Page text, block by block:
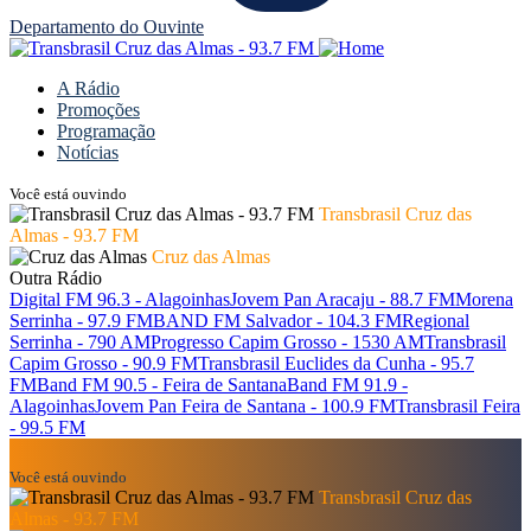
Departamento do Ouvinte
A Rádio
Promoções
Programação
Notícias
Você está ouvindo
Transbrasil Cruz das
Almas - 93.7 FM
Cruz das Almas
Outra Rádio
Digital FM 96.3 - AlagoinhasJovem Pan Aracaju - 88.7 FMMorena
Serrinha - 97.9 FMBAND FM Salvador - 104.3 FMRegional
Serrinha - 790 AMProgresso Capim Grosso - 1530 AMTransbrasil
Capim Grosso - 90.9 FMTransbrasil Euclides da Cunha - 95.7
FMBand FM 90.5 - Feira de SantanaBand FM 91.9 -
AlagoinhasJovem Pan Feira de Santana - 100.9 FMTransbrasil Feira
- 99.5 FM
Você está ouvindo
Transbrasil Cruz das
Almas - 93.7 FM